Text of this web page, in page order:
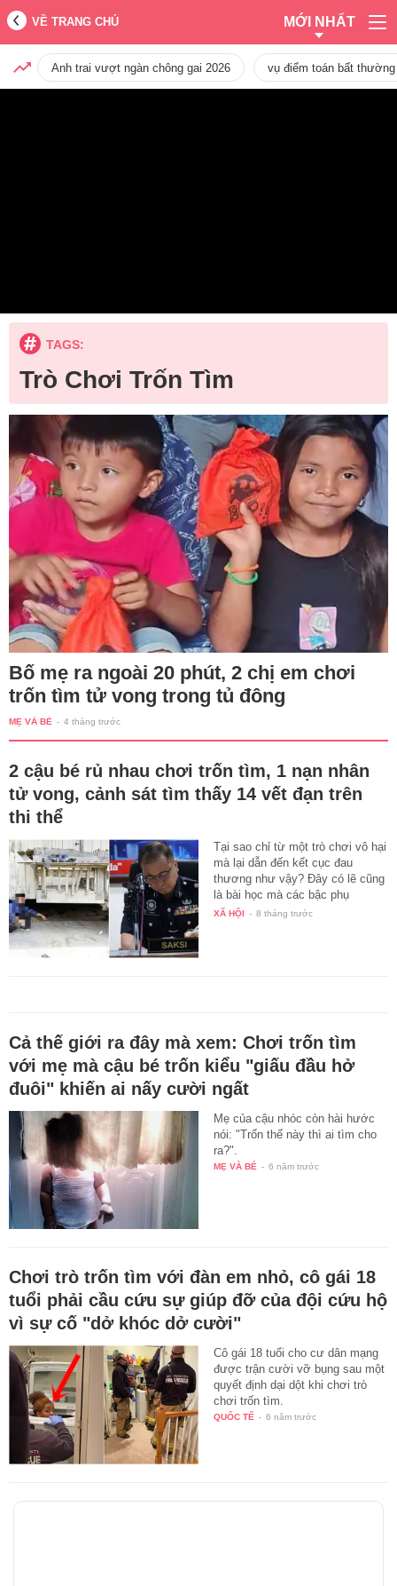
VỀ TRANG CHỦ MỚI NHẤT
Anh trai vượt ngàn chông gai 2026 vụ điểm toán bất
TAGS:
Trò Chơi Trốn Tìm
Bố mẹ ra ngoài 20 phút, 2 chị em chơi
trốn tìm tử vong trong tủ đông
MẸ VÀ BÉ - 4 tháng trước
2 cậu bé rủ nhau chơi trốn tìm, 1 nạn nhân
tử vong, cảnh sát tìm thấy 14 vết đạn trên
thi thể
Tại sao chỉ từ một trò chơi vô hại
mà lại dẫn đến kết cục đau
thương như vậy? Đây có lẽ cũng
là bài học mà các bậc phụ
huynh…
XÃ HỘI - 8 tháng trước
Cả thế giới ra đây mà xem: Chơi trốn tìm
với mẹ mà cậu bé trốn kiểu "giấu đầu hở
đuôi" khiến ai nấy cười ngất
Mẹ của cậu nhóc còn hài hước
nói: "Trốn thế này thì ai tìm cho
ra?".
MẸ VÀ BÉ - 6 năm trước
Chơi trò trốn tìm với đàn em nhỏ, cô gái 18
tuổi phải cầu cứu sự giúp đỡ của đội cứu hộ
vì sự cố "dở khóc dở cười"
Cô gái 18 tuổi cho cư dân mạng
được trận cười vỡ bụng sau một
quyết định dại dột khi chơi trò
chơi trốn tìm.
QUỐC TẾ - 6 năm trước